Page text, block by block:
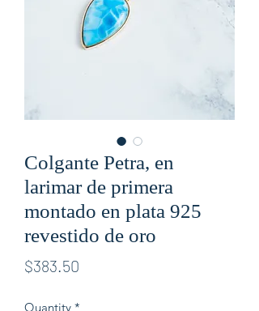
Colgante Petra, en
larimar de primera
montado en plata 925
revestido de oro
$383.50
Quantity *